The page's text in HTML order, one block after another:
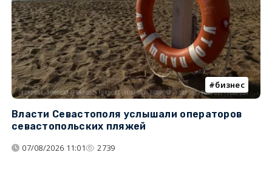
бизнес
Власти Севастополя услышали операторов
севастопольских пляжей
07/08/2026 11:01 2739